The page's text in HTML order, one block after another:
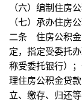
（六）编制住
（七）承办住
二条 住房公积金
定，指定受委托
称受委托银行）
理住房公积金贷
立、缴存、归还